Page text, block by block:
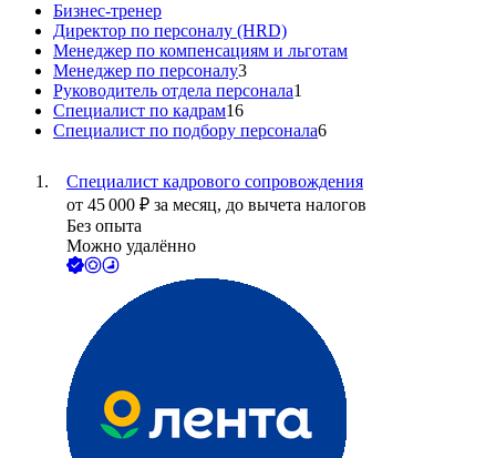
Бизнес-тренер
Директор по персоналу (HRD)
Менеджер по компенсациям и льготам
Менеджер по персоналу3
Руководитель отдела персонала1
Специалист по кадрам16
Специалист по подбору персонала6
Специалист кадрового сопровождения
от 45 000 ₽ за месяц, до вычета налогов
Без опыта
Можно удалённо